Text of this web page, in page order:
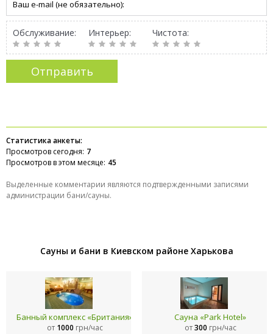
Обслуживание: Интерьер: Чистота:
Статистика анкеты:
Просмотров сегодня: 7
Просмотров в этом месяце: 45
Выделенные комментарии являются подтвержденными записями
администрации бани/сауны.
Сауны и бани в Киевском районе Харькова
Банный комплекс «Британия»
от 1000 грн/час
Сауна «Park Hotel»
от300 грн/час